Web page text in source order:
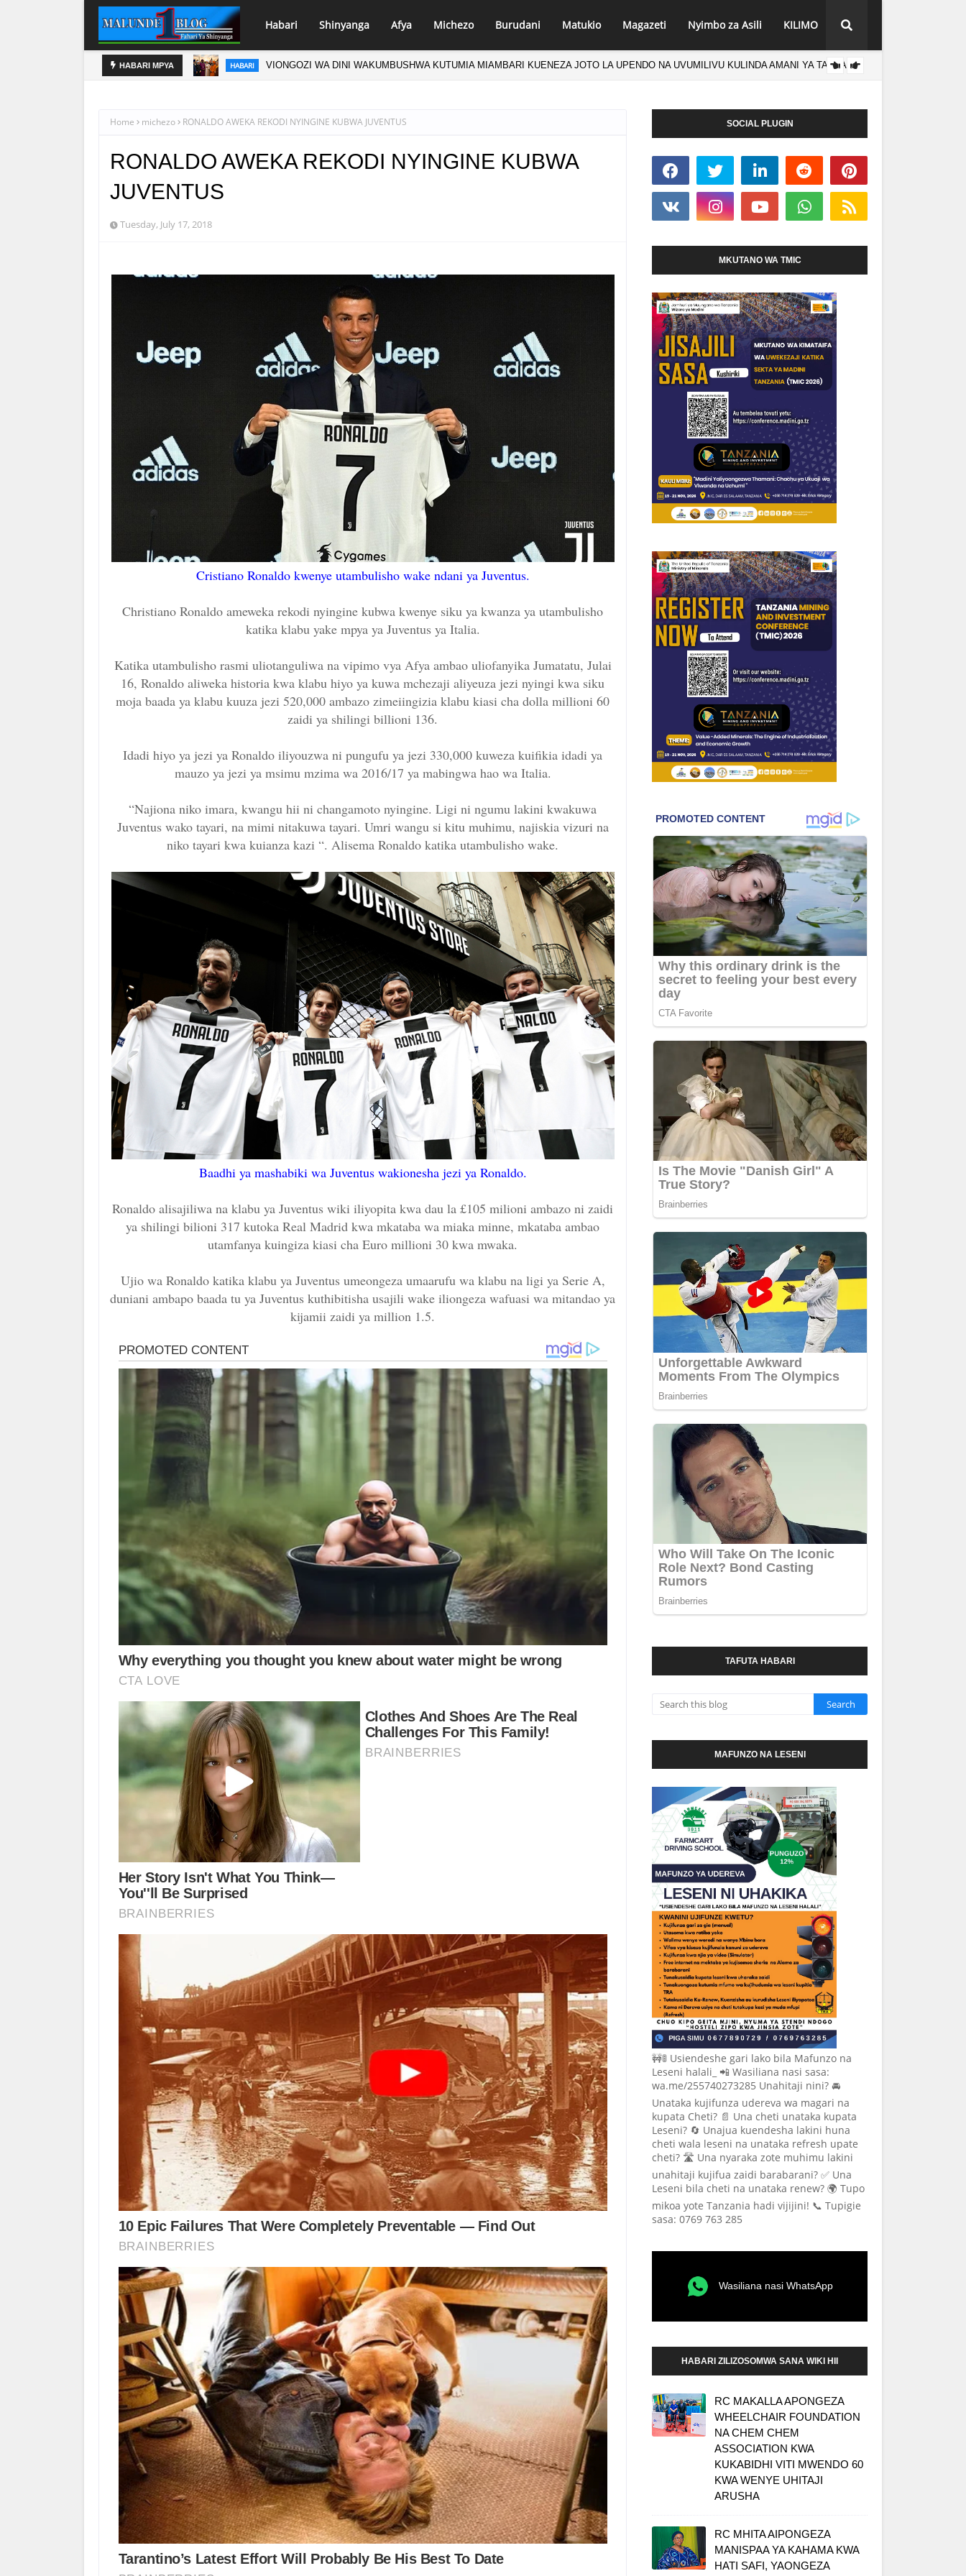
Habari Shinyanga Afya Michezo Burudani Matukio Magazeti Nyimbo za Asili KILIMO
HABARI MPYA HABARI VIONGOZI WA DINI WAKUMBUSHWA KUTUMIA MIAMBARI KUENEZA JOTO LA UPENDO NA UVUMILIVU KULINDA AMANI YA TANZANIA
Home michezo RONALDO AWEKA REKODI NYINGINE KUBWA JUVENTUS
RONALDO AWEKA REKODI NYINGINE KUBWA
JUVENTUS
Tuesday, July 17, 2018
Cristiano Ronaldo kwenye utambulisho wake ndani ya Juventus.
Christiano Ronaldo ameweka rekodi nyingine kubwa kwenye siku ya kwanza ya utambulisho
katika klabu yake mpya ya Juventus ya Italia.
Katika utambulisho rasmi uliotanguliwa na vipimo vya Afya ambao uliofanyika Jumatatu, Julai
16, Ronaldo aliweka historia kwa klabu hiyo ya kuwa mchezaji aliyeuza jezi nyingi kwa siku
moja baada ya klabu kuuza jezi 520,000 ambazo zimeiingizia klabu kiasi cha dolla millioni 60
zaidi ya shilingi billioni 136.
Idadi hiyo ya jezi ya Ronaldo iliyouzwa ni pungufu ya jezi 330,000 kuweza kuifikia idadi ya
mauzo ya jezi ya msimu mzima wa 2016/17 ya mabingwa hao wa Italia.
“Najiona niko imara, kwangu hii ni changamoto nyingine. Ligi ni ngumu lakini kwakuwa
Juventus wako tayari, na mimi nitakuwa tayari. Umri wangu si kitu muhimu, najiskia vizuri na
niko tayari kwa kuianza kazi “. Alisema Ronaldo katika utambulisho wake.
Baadhi ya mashabiki wa Juventus wakionesha jezi ya Ronaldo.
Ronaldo alisajiliwa na klabu ya Juventus wiki iliyopita kwa dau la £105 milioni ambazo ni zaidi
ya shilingi bilioni 317 kutoka Real Madrid kwa mkataba wa miaka minne, mkataba ambao
utamfanya kuingiza kiasi cha Euro millioni 30 kwa mwaka.
Ujio wa Ronaldo katika klabu ya Juventus umeongeza umaarufu wa klabu na ligi ya Serie A,
duniani ambapo baada tu ya Juventus kuthibitisha usajili wake iliongeza wafuasi wa mitandao ya
kijamii zaidi ya million 1.5.
SOCIAL PLUGIN
MKUTANO WA TMIC
TAFUTA HABARI
MAFUNZO NA LESENI
🚧🚦 Usiendeshe gari lako bila Mafunzo na
Leseni halali_ 📲 Wasiliana nasi sasa:
wa.me/255740273285 Unahitaji nini? 🚘
Unataka kujifunza udereva wa magari na
kupata Cheti? 📄 Una cheti unataka kupata
Leseni? 🔄 Unajua kuendesha lakini huna
cheti wala leseni na unataka refresh upate
cheti? 🛣️ Una nyaraka zote muhimu lakini
unahitaji kujifua zaidi barabarani? ✅ Una
Leseni bila cheti na unataka renew? 🌍 Tupo
mikoa yote Tanzania hadi vijijini! 📞 Tupigie
sasa: 0769 763 285
Wasiliana nasi WhatsApp
HABARI ZILIZOSOMWA SANA WIKI HII
RC MAKALLA APONGEZA
WHEELCHAIR FOUNDATION
NA CHEM CHEM
ASSOCIATION KWA
KUKABIDHI VITI MWENDO 60
KWA WENYE UHITAJI
ARUSHA
RC MHITA AIPONGEZA
MANISPAA YA KAHAMA KWA
HATI SAFI, YAONGEZA